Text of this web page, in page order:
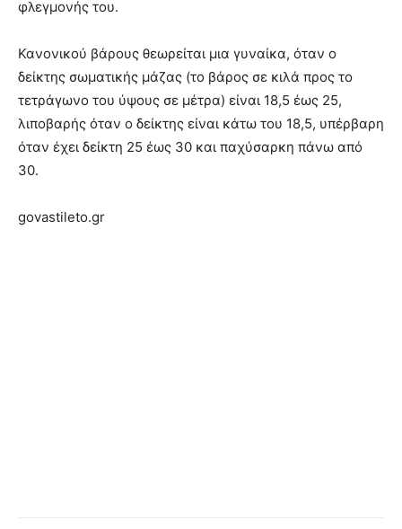
φλεγμονής του.
Κανονικού βάρους θεωρείται μια γυναίκα, όταν ο
δείκτης σωματικής μάζας (το βάρος σε κιλά προς το
τετράγωνο του ύψους σε μέτρα) είναι 18,5 έως 25,
λιποβαρής όταν ο δείκτης είναι κάτω του 18,5, υπέρβαρη
όταν έχει δείκτη 25 έως 30 και παχύσαρκη πάνω από
30.
govastileto.gr